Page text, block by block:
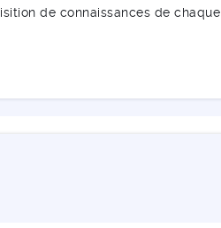
de connaissances de chaque